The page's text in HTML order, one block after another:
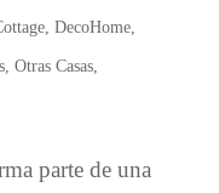
, DecoHome,
, Otras Casas,
parte de una